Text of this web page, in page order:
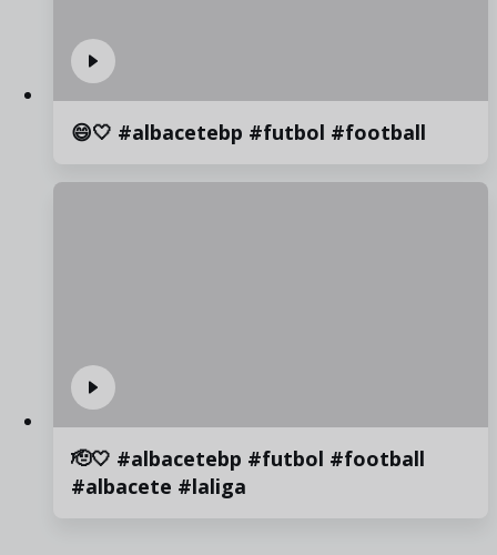
😄🤍 #albacetebp #futbol #football
🫡🤍 #albacetebp #futbol #football
#albacete #laliga